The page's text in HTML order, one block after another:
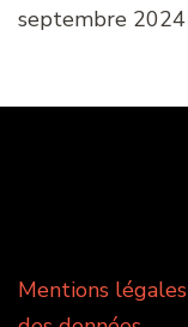
septembre 2024
Mentions légales